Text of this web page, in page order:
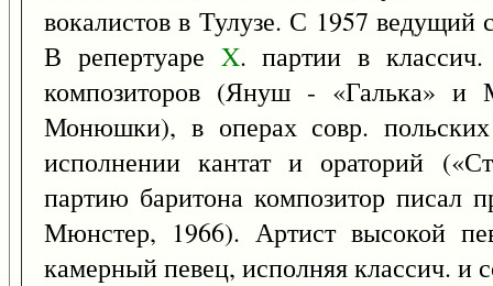
вокалистов в Тулузе. С 1957
В репертуаре X. партии в классич.
композиторов (Януш - «Галька» и
Монюшки), в операх совр.
исполнении кантат и ораторий
партию баритона композитор писал
Мюнстер, 1966). Артист высокой
камерный певец, исполняя классич. и